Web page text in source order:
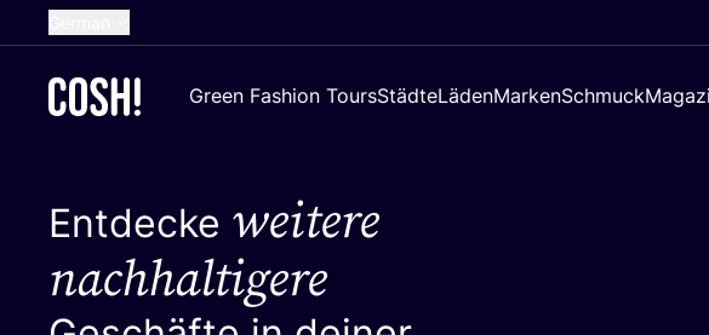
Dutch
Spanish
Green Fashion ToursStädteLädenMarkenSchmuck
Entdecke weitere
nachhaltigere